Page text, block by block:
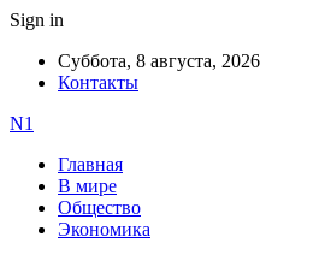
Sign in
Суббота, 8 августа, 2026
Контакты
N1
Главная
В мире
Общество
Экономика